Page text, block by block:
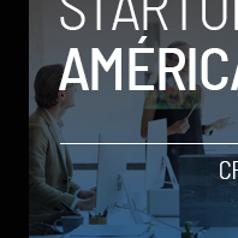
Nequi anuncia que
de financiamiento
by Sergio Ramos
Actualidad